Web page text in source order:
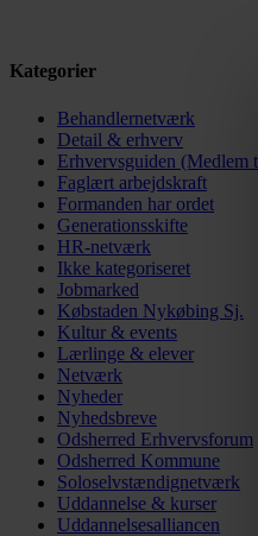
Kategorier
Behandlernetværk
Detail & erhverv
Erhvervsguiden (Medlem
Faglært arbejdskraft
Formanden har ordet
Generationsskifte
HR-netværk
Ikke kategoriseret
Jobmarked
Købstaden Nykøbing Sj.
Kultur & events
Lærlinge & elever
Netværk
Nyheder
Nyhedsbreve
Odsherred Erhvervsforum
Odsherred Kommune
Soloselvstændignetværk
Uddannelse & kurser
Uddannelsesalliancen